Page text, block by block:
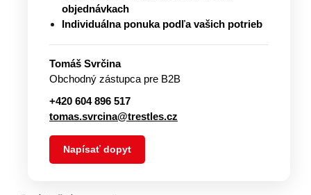
objednávkach
Individuálna ponuka podľa vašich potrieb
Tomáš Svrčina
Obchodný zástupca pre B2B
+420 604 896 517
tomas.svrcina@trestles.cz
Napísať dopyt